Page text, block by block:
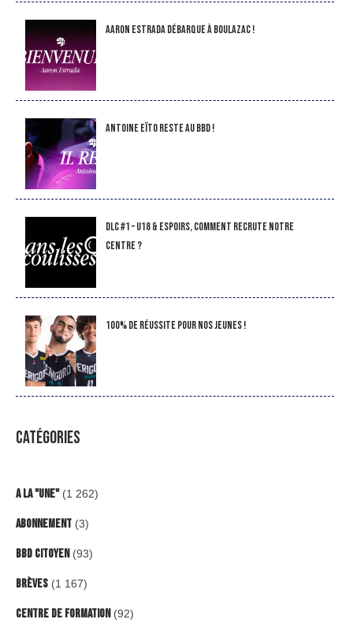
Aaron Estrada débarque à Boulazac !
Antoine Eïto reste au BBD !
DLC #1 – U18 & Espoirs, comment recrute notre
Centre ?
100% de réussite pour nos jeunes !
CATÉGORIES
A la "Une"(1 262)
Abonnement (3)
BBD Citoyen (93)
Brèves (1 167)
Centre de formation (92)